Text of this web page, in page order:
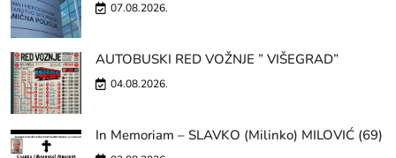
07.08.2026.
AUTOBUSKI RED VOŽNJE ” VIŠEGRAD”
04.08.2026.
In Memoriam – SLAVKO (Milinko) MILOVIĆ (69)